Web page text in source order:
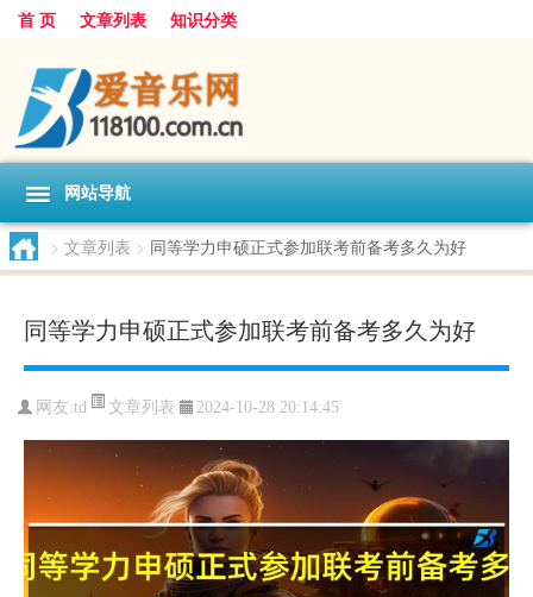
首 页 文章列表 知识分类
网站导航
> 文章列表 > 同等学力申硕正式参加联考前备考多久为好
同等学力申硕正式参加联考前备考多久为好
网友:td 文章列表 2024-10-28 20:14:45